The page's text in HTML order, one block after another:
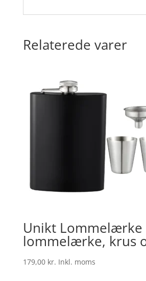
Relaterede varer
Unikt
lommelærke, krus
179,00 kr. Inkl. moms